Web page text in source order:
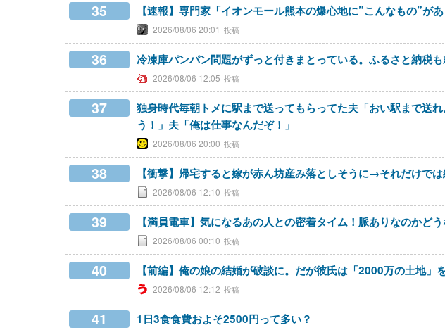
35 【速報】専門家「イオンモール熊本の爆心地に”こんなもの”が
2026/08/06 20:01
36 冷凍庫パンパン問題がずっと付きまとっている。ふるさと納税
2026/08/06 12:05
37
独身時代毎朝トメに駅まで送ってもらってた夫「おい駅まで送
う！」夫「俺は仕事なんだぞ！」
2026/08/06 20:00
38 【衝撃】帰宅すると嫁が赤ん坊産み落としそうに→それだけで
2026/08/06 12:10
39 【満員電車】気になるあの人との密着タイム！脈ありなのかど
2026/08/06 00:10
40 【前編】俺の娘の結婚が破談に。だが彼氏は「2000万の土地
2026/08/06 12:12
41 1日3食食費およそ2500円って多い？